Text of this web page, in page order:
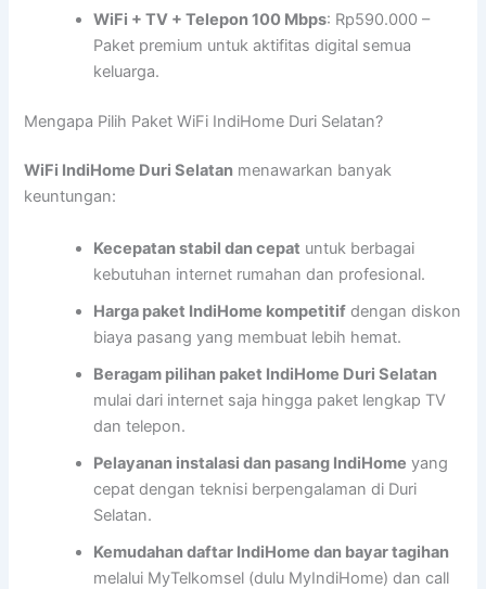
WiFi + TV + Telepon 100 Mbps: Rp590.000 –
Paket premium untuk aktifitas digital semua
keluarga.
Mengapa Pilih Paket WiFi IndiHome Duri Selatan?
WiFi IndiHome Duri Selatan menawarkan banyak
keuntungan:
Kecepatan stabil dan cepat untuk berbagai
kebutuhan internet rumahan dan profesional.
Harga paket IndiHome kompetitif dengan diskon
biaya pasang yang membuat lebih hemat.
Beragam pilihan paket IndiHome Duri Selatan
mulai dari internet saja hingga paket lengkap TV
dan telepon.
Pelayanan instalasi dan pasang IndiHome yang
cepat dengan teknisi berpengalaman di Duri
Selatan.
Kemudahan daftar IndiHome dan bayar tagihan
melalui MyTelkomsel (dulu MyIndiHome) dan call